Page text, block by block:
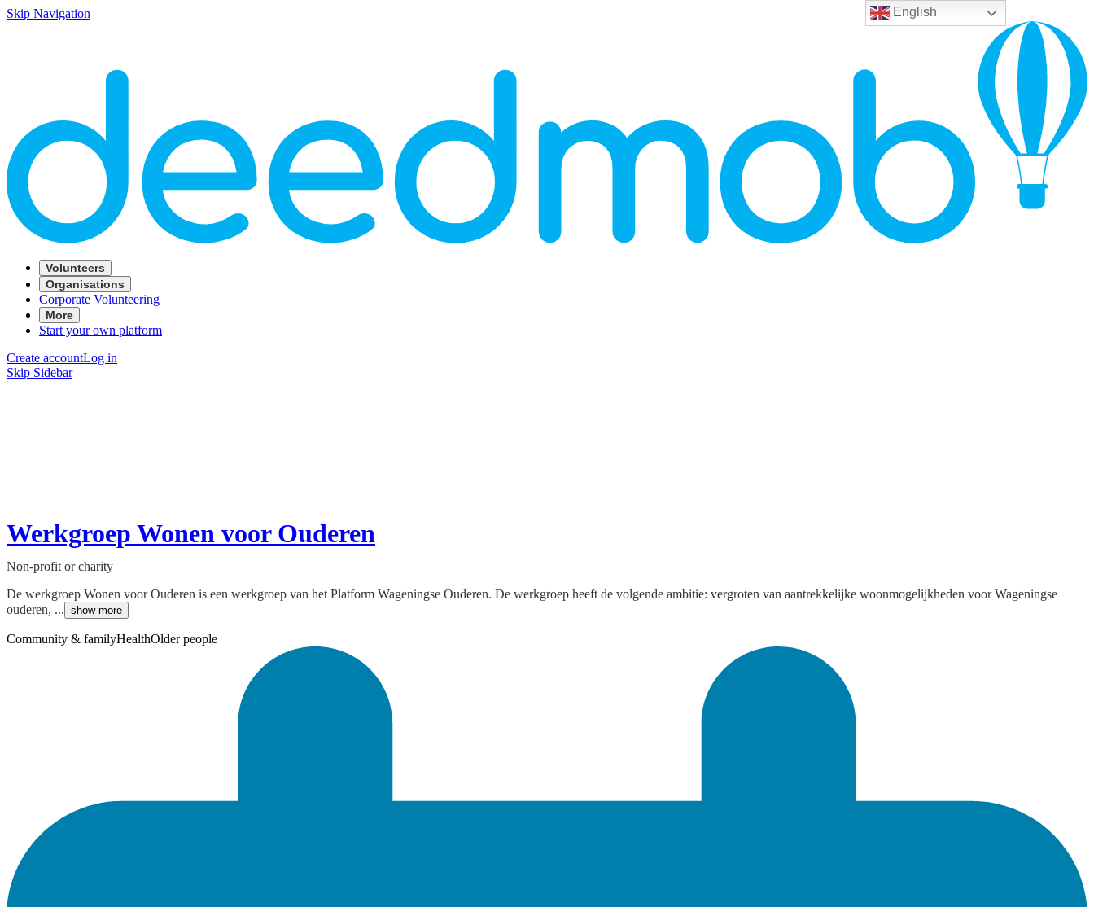
English
Skip Navigation
Volunteers
Organisations
Corporate Volunteering
More
Start your own platform
Create accountLog in
Skip Sidebar
Werkgroep Wonen voor Ouderen
Non-profit or charity
De werkgroep Wonen voor Ouderen is een werkgroep van het Platform Wageningse Ouderen. De werkgroep heeft de volgende ambitie: vergroten van aantrekkelijke woonmogelijkheden voor Wageningse
ouderen, ... show more
Community & familyHealthOlder people